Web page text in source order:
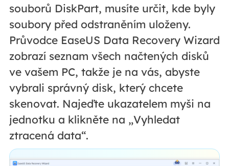
souborů DiskPart, musíte určit, kde byly
soubory před odstraněním uloženy.
Průvodce EaseUS Data Recovery Wizard
zobrazí seznam všech načtených disků
ve vašem PC, takže je na vás, abyste
vybrali správný disk, který chcete
skenovat. Najeďte ukazatelem myši na
jednotku a klikněte na „Vyhledat
ztracená data“.